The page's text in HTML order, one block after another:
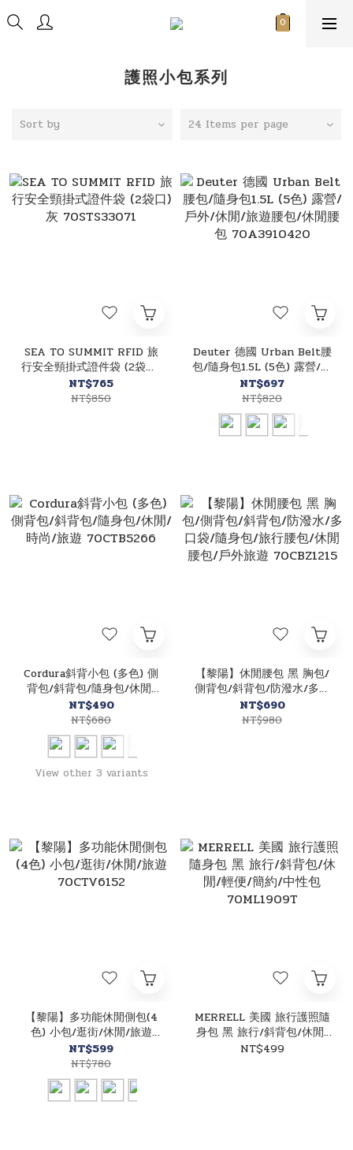
護照小包系列
Sort by 24 Items per page
SEA TO SUMMIT RFID 旅
行安全頸掛式證件袋 (2袋口)
灰 70STS33071
NT$765
NT$850
Deuter 德國 Urban Belt腰
包/隨身包1.5L (5色) 露營/戶
外/休閒/旅遊腰包/休閒腰包
70A3910420
NT$697
NT$820
Cordura斜背小包 (多色) 側
背包/斜背包/隨身包/休閒/
時尚/旅遊 70CTB5266
NT$490
NT$680
View other 3 variants
【黎陽】休閒腰包 黑 胸包/
側背包/斜背包/防潑水/多口
袋/隨身包/旅行腰包/休閒腰
包/戶外旅遊 70CBZ1215
NT$690
NT$980
【黎陽】多功能休閒側包(4
色) 小包/逛街/休閒/旅遊
70CTV6152
NT$599
NT$780
MERRELL 美國 旅行護照隨
身包 黑 旅行/斜背包/休閒/
輕便/簡約/中性包
NT$499